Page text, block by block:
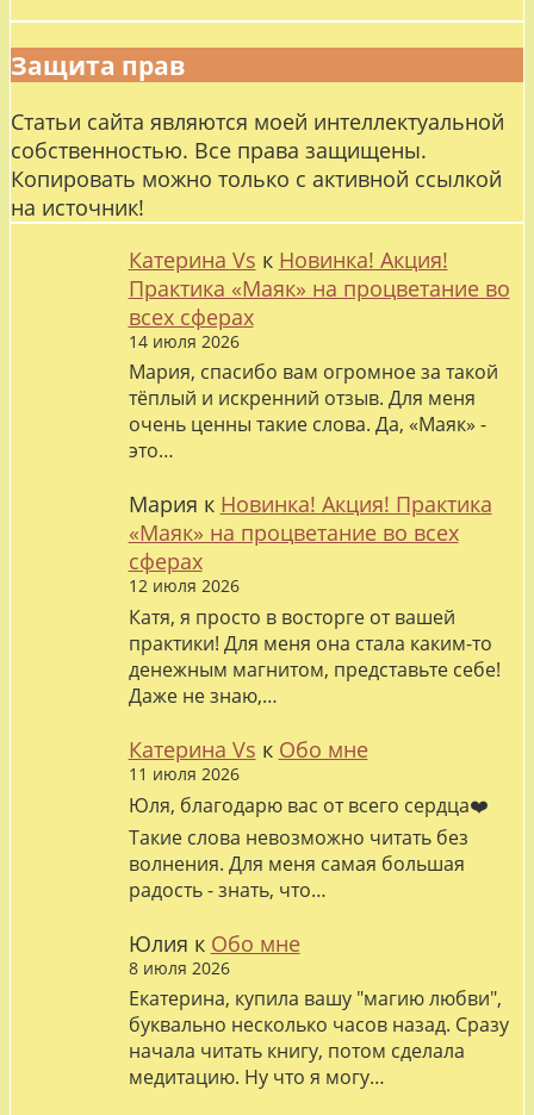
Защита прав
Статьи сайта являются моей интеллектуальной
собственностью. Все права защищены.
Копировать можно только с активной ссылкой
на источник!
Катерина Vs к Новинка! Акция!
Практика «Маяк» на процветание во
всех сферах
14 июля 2026
Мария, спасибо вам огромное за такой
тёплый и искренний отзыв. Для меня
очень ценны такие слова. Да, «Маяк» -
это…
Мария к Новинка! Акция! Практика
«Маяк» на процветание во всех
сферах
12 июля 2026
Катя, я просто в восторге от вашей
практики! Для меня она стала каким-то
денежным магнитом, представьте себе!
Даже не знаю,…
Катерина Vs к Обо мне
11 июля 2026
Юля, благодарю вас от всего сердца❤️
Такие слова невозможно читать без
волнения. Для меня самая большая
радость - знать, что…
Юлия к Обо мне
8 июля 2026
Екатерина, купила вашу "магию любви",
буквально несколько часов назад. Сразу
начала читать книгу, потом сделала
медитацию. Ну что я могу…